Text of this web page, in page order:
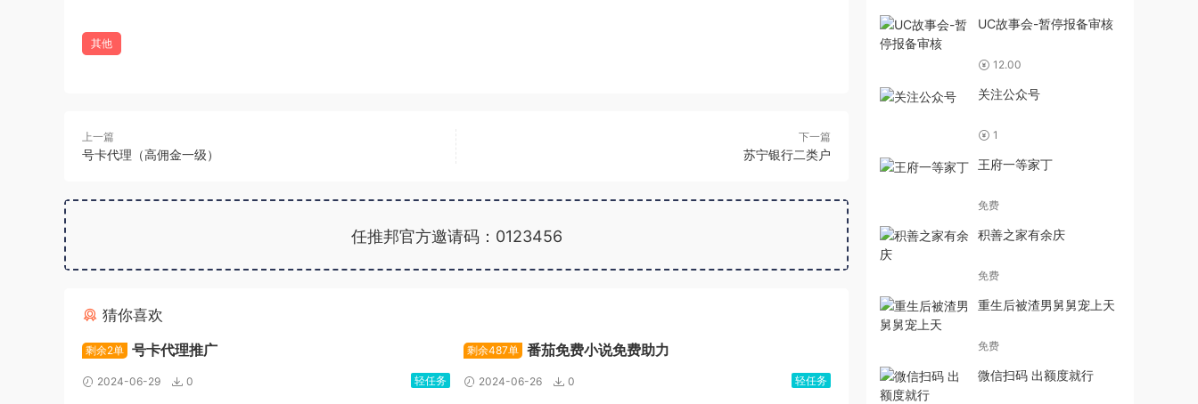
其他
上一篇
号卡代理（高佣金一级）
下一篇
苏宁银行二类户
任推邦官方邀请码：0123456
猜你喜欢
剩余2单 号卡代理推广
2024-06-29 0 轻任务
剩余487单 番茄免费小说免费助力
2024-06-26 0 轻任务
UC故事会-暂停报备审核
12.00
关注公众号
1
王府一等家丁
免费
积善之家有余庆
免费
重生后被渣男舅舅宠上天
免费
微信扫码 出额度就行